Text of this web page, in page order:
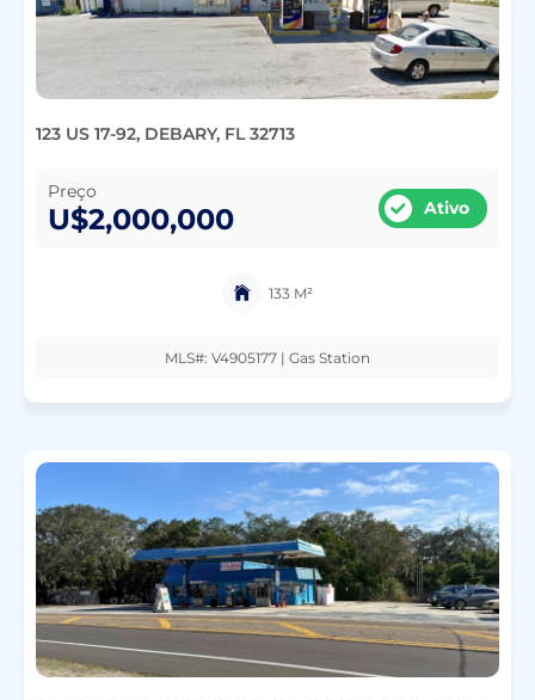
123 US 17-92, DEBARY, FL 32713
Preço
U$2,000,000 Ativo
133 M²
MLS#: V4905177 | Gas Station